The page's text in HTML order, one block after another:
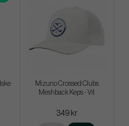
Mizuno Crossed Clubs
Meshback Keps - Vit
349 kr